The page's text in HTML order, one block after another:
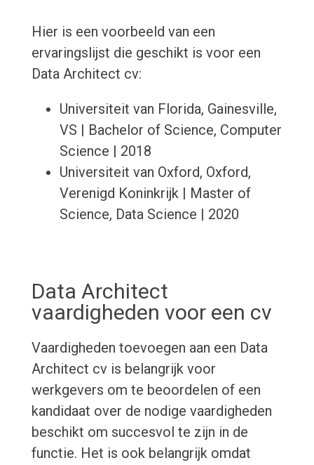
Hier is een voorbeeld van een
ervaringslijst die geschikt is voor een
Data Architect cv:
Universiteit van Florida, Gainesville,
VS | Bachelor of Science, Computer
Science | 2018
Universiteit van Oxford, Oxford,
Verenigd Koninkrijk | Master of
Science, Data Science | 2020
Data Architect
vaardigheden voor een cv
Vaardigheden toevoegen aan een Data
Architect cv is belangrijk voor
werkgevers om te beoordelen of een
kandidaat over de nodige vaardigheden
beschikt om succesvol te zijn in de
functie. Het is ook belangrijk omdat